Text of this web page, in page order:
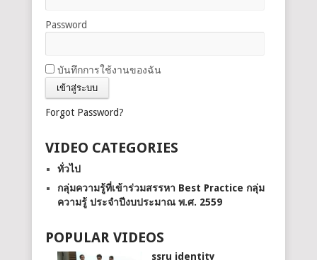
Password
บันทึกการใช้งานของฉัน
Forgot Password?
VIDEO CATEGORIES
ทั่วไป
กลุ่มความรู้ที่เข้าร่วมสรรหา Best Practice กลุ่ม
ความรู้ ประจำปีงบประมาณ พ.ศ. 2559
POPULAR VIDEOS
ssru identity